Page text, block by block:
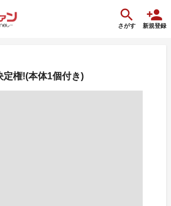
さがす 新規登録
定権!(本体1個付き)